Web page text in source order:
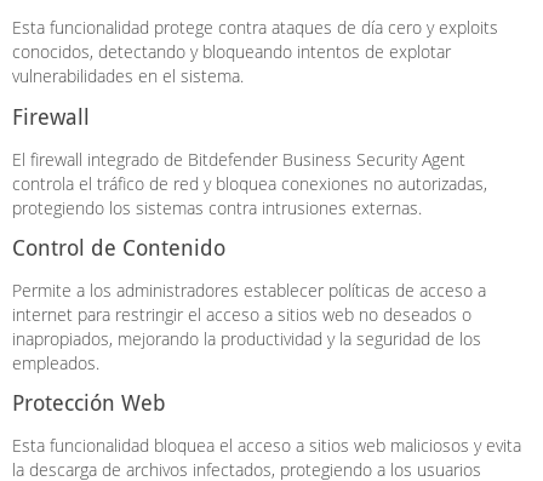
Esta funcionalidad protege contra ataques de día cero y exploits
conocidos, detectando y bloqueando intentos de explotar
vulnerabilidades en el sistema.
Firewall
El firewall integrado de Bitdefender Business Security Agent
controla el tráfico de red y bloquea conexiones no autorizadas,
protegiendo los sistemas contra intrusiones externas.
Control de Contenido
Permite a los administradores establecer políticas de acceso a
internet para restringir el acceso a sitios web no deseados o
inapropiados, mejorando la productividad y la seguridad de los
empleados.
Protección Web
Esta funcionalidad bloquea el acceso a sitios web maliciosos y evita
la descarga de archivos infectados, protegiendo a los usuarios